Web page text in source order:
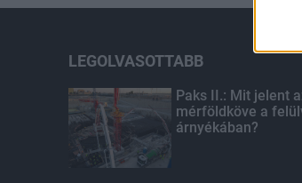
LEGOLVASOTTABB
Paks II.: Mit jelent
mérföldköve a
árnyékában?